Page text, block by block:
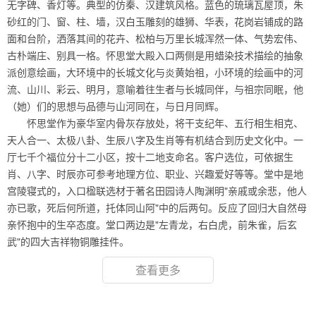
无字碑、香灯等。典型的仿秦、汉建筑风格。蓝色的琉璃瓦屋顶，朱
砂红的门、窗、柱、墙，汉白玉雕刻的雄狮、华表，花岗岩铺成的路
面和台阶，洒落其间的花卉、松柏与万里长城浑然一体、气势宏伟、
古朴端庄、别具一格。怀思堂大殿入口两侧是用蜡染技术描绘的抽象
派创意绘画，大环境中的长城文化与炎黄始祖，小环境的绘画中的河
流、山川、彩云、明月，意喻着往生者与长城同伴，与祖宗同眠，他
（她）们的思想与品德与山河同在，与日月同辉。
怀思堂作为豪华室内骨灰存放处，将干支纪年、五行相生相克、
天人合一、太极八卦、生辰八字及生肖等有机结合到历史文化中。一
厅七千个福位分十二小区，按十二地支命名。客户选位，可依据生
肖、八字、时辰亦可参考地理方位、职业、兴趣爱好等等。堂中是地
宫陵寝式的，入口楹联选材于著名田园诗人陶渊明"亲戚或余悲，他人
亦已歌，死后何所道，托体同山阿"中的后两句。反应了回归大自然母
亲怀抱中的生卒态度。堂口两边是"左青龙，右白虎，前朱雀，后玄
武"的四大吉祥物铜雕挂件。
查看更多